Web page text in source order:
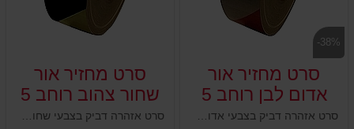
-38%
סרט מחזיר אור
אדום לבן רוחב 5
ס"מ
סרט אזהרה דביק בצבעי אדום לבן בולטים. חומר איכותי ועמיד, מרקם מחזיר אור הבולט גם בחשיכה. הצבעים מחזירי האור נועדו להראות למרחוק ולגרום לאור להשתקף בהם. נועדו לסימון עמודים, ושלטים, מתחמי עבודה, אזורים מסוכנים, מכונות, מחסנים, מידוף ועוד.
סרט מחזיר אור
שחור צהוב רוחב 5
ס"מ
סרט אזהרה דביק בצבעי שחור צהוב. חומר איכותי מרקם מחזיר אור הבולט גם בחשיכה. הצבעים מחזירי האור מטרתם להראות למרחוק ולגרום לתאורה להשתקף בהם. מטרתם סימון עמודים, ושלטים, מתחמי עבודה, אזורים מסוכנים, מכונות, מחסנים, מידוף, דלתות ועוד.